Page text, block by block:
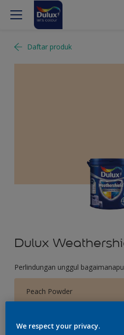
Daftar produk
Dulux
Perlindungan unggul
Peach Powder
Ukuran
We respect your privacy.